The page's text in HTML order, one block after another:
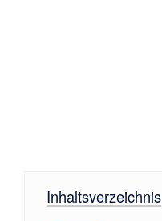
Inhaltsverzeichnis